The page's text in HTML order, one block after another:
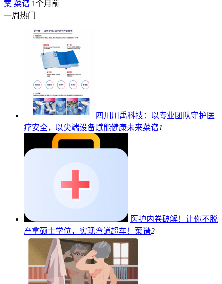
案 菜谱 1个月前
一周热门
四川川禹科技：以专业团队守护医
疗安全，以尖端设备赋能健康未来菜谱1
医护内卷破解！让你不脱
产拿硕士学位，实现弯道超车！ 菜谱2